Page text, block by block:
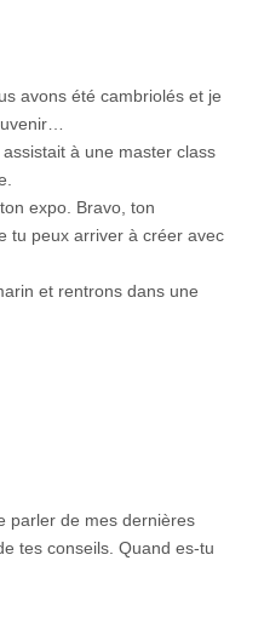
avons été cambriolés et je
à une master class
expo. Bravo, ton
tu peux arriver à créer avec
et rentrons dans une
parler de mes dernières
tes conseils. Quand es-tu